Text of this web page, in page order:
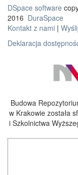
DSpace software
2016 DuraSpace
Kontakt z nami |
Deklaracja
Budowa
w Krakowie została
i Szkolnictwa